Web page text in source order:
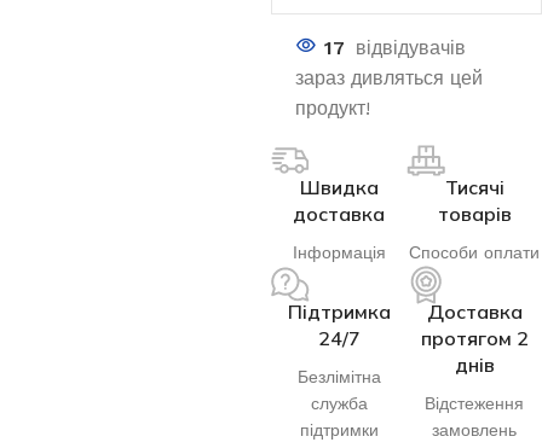
17 відвідувачів
зараз дивляться цей
продукт!
Швидка
доставка
Інформація
Тисячі
товарів
Способи оплати
Підтримка
24/7
Безлімітна
служба
підтримки
Доставка
протягом 2
днів
Відстеження
замовлень